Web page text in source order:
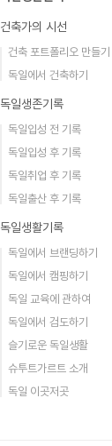
건축가의 시선
건축 포트폴리오 만들기
독일에서 건축하기
독일생존기록
독일입성 전 기록
독일입성 후 기록
독일취업 후 기록
독일출산 후 기록
독일생활기록
독일에서 브랜딩하기
독일에서 캠핑하기
독일 교육에 관하여
독일에서 검도하기
슬기로운 독일생활
슈투트가르트 소개
독일 이곳저곳